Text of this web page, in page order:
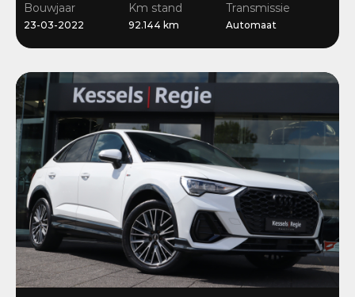
Bouwjaar
23-03-2022
Km stand
92.144 km
Transmissie
Automaat